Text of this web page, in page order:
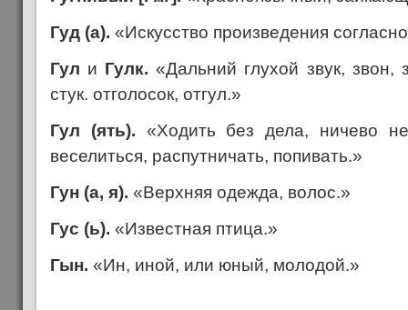
Гуд (а). «Искусство произведения
Гул и Гулк. «Дальний глухой звук, звон,
стук. отголосок, отгул.»
Гул (ять). «Ходить без дела, ничево
веселиться, распутничать, попивать.»
Гун (а, я). «Верхняя одежда, волос.»
Гус (ь). «Известная птица.»
Гын. «Ин, иной, или юный, молодой.»